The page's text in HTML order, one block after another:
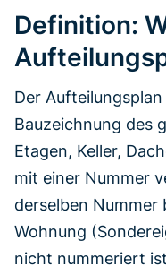
Definition:
Der
Bauzeichnung des
Etagen, Keller,
mit einer Nummer
derselben Nummer
Wohnung
nicht nummeriert